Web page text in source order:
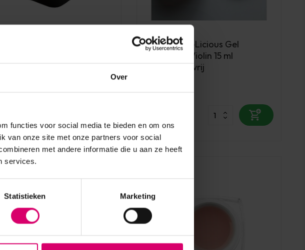
Over
functies voor social media te bieden en om ons
van onze site met onze partners voor social
met andere informatie die u aan ze heeft
services.
Statistieken Marketing
btw
LoveNess B-Licious Gel
Bombastic Violin 15 ml
TPO/HEMA vrij